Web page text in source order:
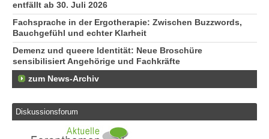
entfällt ab 30. Juli 2026
Fachsprache in der Ergotherapie: Zwischen Buzzwords,
Bauchgefühl und echter Klarheit
Demenz und queere Identität: Neue Broschüre
sensibilisiert Angehörige und Fachkräfte
zum News-Archiv
Diskussionsforum